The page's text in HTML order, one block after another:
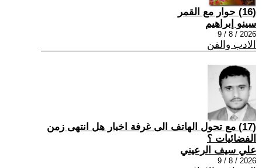
(16) حوار مع القمر
سينو إبراهيم
2026 / 8 / 9
الادب والفن
(17) مع تحول الهاتف الى غرفة اخبار هل انتهى زمن
الفضائيات ؟
علي سيف الرعيني
2026 / 8 / 9